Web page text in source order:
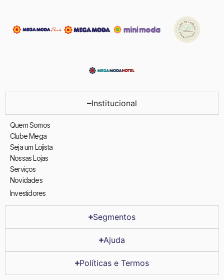
Institucional
Quem Somos
Clube Mega
Seja um Lojista
Nossas Lojas
Serviços
Novidades
Investidores
Segmentos
Ajuda
Políticas e Termos